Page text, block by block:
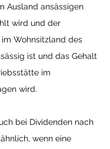
Ausland ansässigen
wird und der
Wohnsitzland des
ist und das Gehalt
im
wird.
bei Dividenden nach
wenn eine